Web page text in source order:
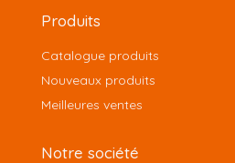
Produits
Catalogue produits
Nouveaux produits
Meilleures ventes
Notre société